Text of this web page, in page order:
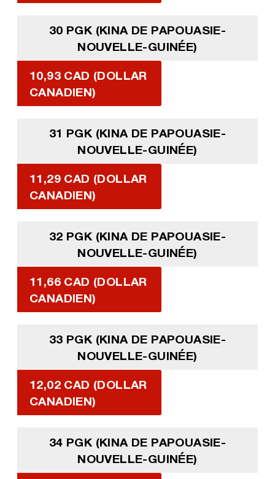
30 PGK (KINA DE PAPOUASIE-
NOUVELLE-GUINÉE)
10,93 CAD (DOLLAR
CANADIEN)
31 PGK (KINA DE PAPOUASIE-
NOUVELLE-GUINÉE)
11,29 CAD (DOLLAR
CANADIEN)
32 PGK (KINA DE PAPOUASIE-
NOUVELLE-GUINÉE)
11,66 CAD (DOLLAR
CANADIEN)
33 PGK (KINA DE PAPOUASIE-
NOUVELLE-GUINÉE)
12,02 CAD (DOLLAR
CANADIEN)
34 PGK (KINA DE PAPOUASIE-
NOUVELLE-GUINÉE)